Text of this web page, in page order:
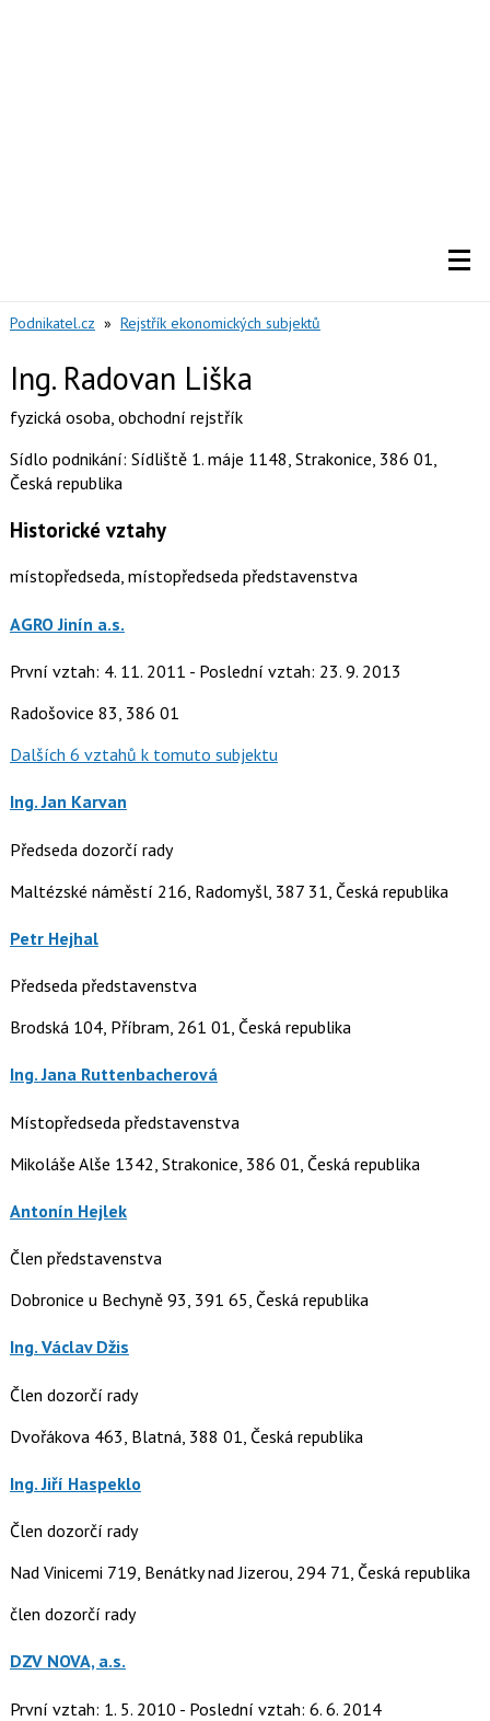
Podnikatel.cz » Rejstřík ekonomických subjektů
Ing. Radovan Liška
fyzická osoba, obchodní rejstřík
Sídlo podnikání: Sídliště 1. máje 1148, Strakonice, 386 01,
Česká republika
Historické vztahy
místopředseda, místopředseda představenstva
AGRO Jinín a.s.
První vztah: 4. 11. 2011 - Poslední vztah: 23. 9. 2013
Radošovice 83, 386 01
Dalších 6 vztahů k tomuto subjektu
Ing. Jan Karvan
Předseda dozorčí rady
Maltézské náměstí 216, Radomyšl, 387 31, Česká republika
Petr Hejhal
Předseda představenstva
Brodská 104, Příbram, 261 01, Česká republika
Ing. Jana Ruttenbacherová
Místopředseda představenstva
Mikoláše Alše 1342, Strakonice, 386 01, Česká republika
Antonín Hejlek
Člen představenstva
Dobronice u Bechyně 93, 391 65, Česká republika
Ing. Václav Džis
Člen dozorčí rady
Dvořákova 463, Blatná, 388 01, Česká republika
Ing. Jiří Haspeklo
Člen dozorčí rady
Nad Vinicemi 719, Benátky nad Jizerou, 294 71, Česká republika
člen dozorčí rady
DZV NOVA, a.s.
První vztah: 1. 5. 2010 - Poslední vztah: 6. 6. 2014